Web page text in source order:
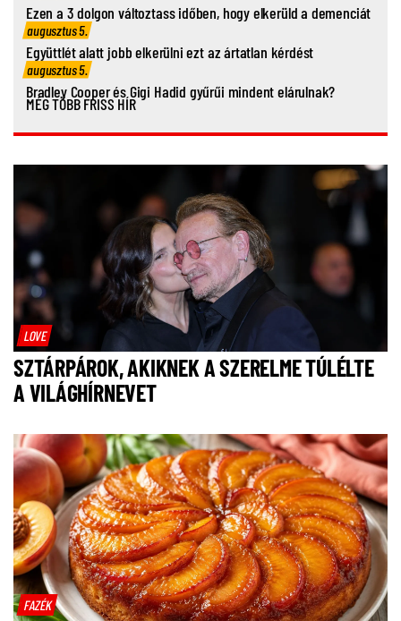
Ezen a 3 dolgon változtass időben, hogy elkerüld a demenciát
augusztus 5.
Együttlét alatt jobb elkerülni ezt az ártatlan kérdést
augusztus 5.
Bradley Cooper és Gigi Hadid gyűrűi mindent elárulnak?
MÉG TÖBB FRISS HÍR
LOVE
SZTÁRPÁROK, AKIKNEK A SZERELME TÚLÉLTE
A VILÁGHÍRNEVET
FAZÉK